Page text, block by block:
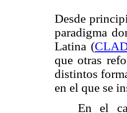
Desde
paradigma
Latina (
que otras
distintos
en el que se
En el